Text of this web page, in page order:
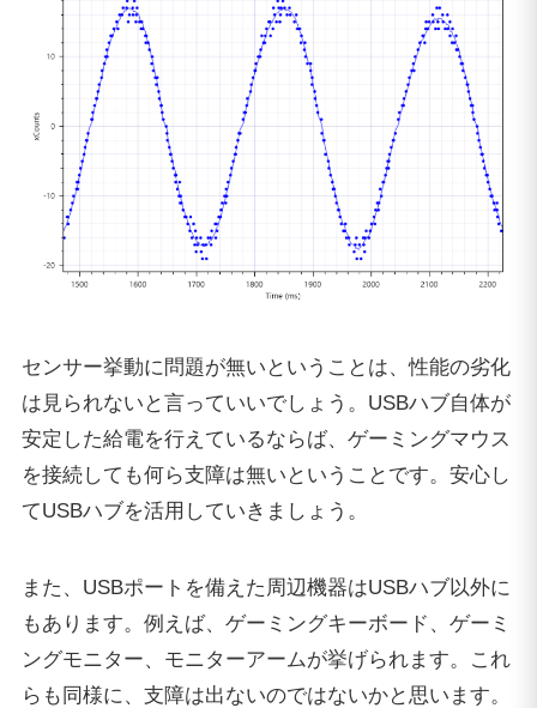
センサー挙動に問題が無いということは、性能の劣化
は見られないと言っていいでしょう。USBハブ自体が
安定した給電を行えているならば、ゲーミングマウス
を接続しても何ら支障は無いということです。安心し
てUSBハブを活用していきましょう。
また、USBポートを備えた周辺機器はUSBハブ以外に
もあります。例えば、ゲーミングキーボード、ゲーミ
ングモニター、モニターアームが挙げられます。これ
らも同様に、支障は出ないのではないかと思います。